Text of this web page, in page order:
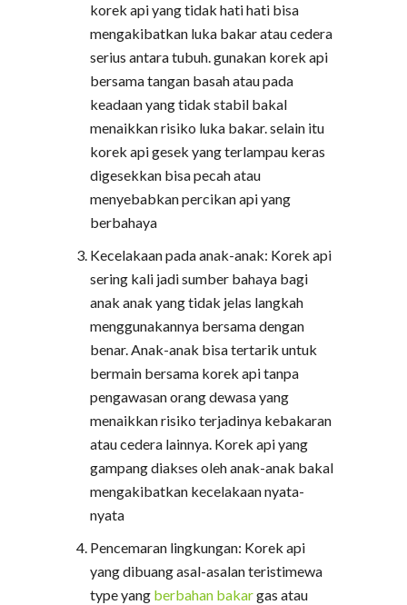
korek api yang tidak hati hati bisa
mengakibatkan luka bakar atau cedera
serius antara tubuh. gunakan korek api
bersama tangan basah atau pada
keadaan yang tidak stabil bakal
menaikkan risiko luka bakar. selain itu
korek api gesek yang terlampau keras
digesekkan bisa pecah atau
menyebabkan percikan api yang
berbahaya
Kecelakaan pada anak-anak: Korek api
sering kali jadi sumber bahaya bagi
anak anak yang tidak jelas langkah
menggunakannya bersama dengan
benar. Anak-anak bisa tertarik untuk
bermain bersama korek api tanpa
pengawasan orang dewasa yang
menaikkan risiko terjadinya kebakaran
atau cedera lainnya. Korek api yang
gampang diakses oleh anak-anak bakal
mengakibatkan kecelakaan nyata-
nyata
Pencemaran lingkungan: Korek api
yang dibuang asal-asalan teristimewa
type yang berbahan bakargas atau